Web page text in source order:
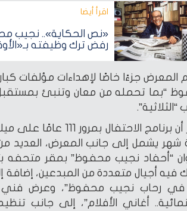
اقرأ أيضا‎
«نص الحكاية».. نجيب
رفض ترك وظيفته
المعرض جزءًا خاصًا لإهداءات مؤلفات
“بما تحمله من معان وتنبئ بمستقبل
الاحتفال بمرور 111 عامًا على ميلاد
شهر يشمل إلى جانب المعرض، العديد من
“أحفاد نجيب محفوظ” بمقر متحفه
فيه أجيال متعددة من المبدعين، إضافة
في رحاب نجيب محفوظ”، وعرض
أغاني الأفلام”، إلى جانب